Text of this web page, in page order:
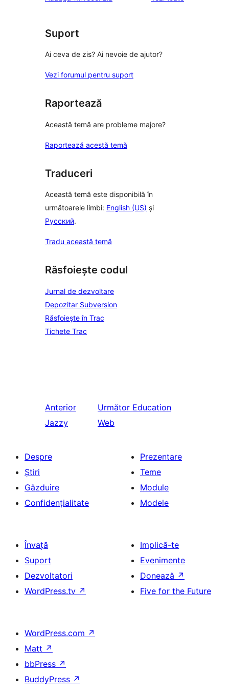
Suport
Ai ceva de zis? Ai nevoie de ajutor?
Vezi forumul pentru suport
Raportează
Această temă are probleme majore?
Raportează acestă temă
Traduceri
Această temă este disponibilă în
următoarele limbi: English (US) și
Русский.
Tradu această temă
Răsfoiește codul
Jurnal de dezvoltare
Depozitar Subversion
Răsfoiește în Trac
Tichete Trac
Anterior
Jazzy
Următor Education
Web
Despre
Știri
Găzduire
Confidențialitate
Prezentare
Teme
Module
Modele
Învață
Suport
Dezvoltatori
WordPress.tv ↗
Implică-te
Evenimente
Donează ↗
Five for the Future
WordPress.com ↗
Matt ↗
bbPress ↗
BuddyPress ↗